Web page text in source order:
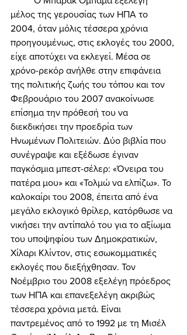
μέλος της γερουσίας των ΗΠΑ το
2004, όταν μόλις τέσσερα χρόνια
προηγουμένως, στις εκλογές του 2000,
είχε αποτύχει να εκλεγεί. Μέσα σε
χρόνο-ρεκόρ ανήλθε στην επιφάνεια
της πολιτικής ζωής του τόπου και τον
Φεβρουάριο του 2007 ανακοίνωσε
επίσημα την πρόθεσή του να
διεκδικήσει την προεδρία των
Ηνωμένων Πολιτειών. Δύο βιβλία που
συνέγραψε και εξέδωσε έγιναν
παγκόσμια μπεστ-σέλερ: «Όνειρα του
πατέρα μου» και «Τολμώ να ελπίζω». Το
καλοκαίρι του 2008, έπειτα από ένα
μεγάλο εκλογικό θρίλερ, κατόρθωσε να
νικήσει την αντίπαλό του για το αξίωμα
του υποψηφίου των Δημοκρατικών,
Χίλαρι Κλίντον, στις εσωκομματικές
εκλογές που διεξήχθησαν. Τον
Νοέμβριο του 2008 εξελέγη πρόεδρος
των ΗΠΑ και επανεξελέγη ακριβώς
τέσσερα χρόνια μετά. Είναι
παντρεμένος από το 1992 με τη Μισέλ